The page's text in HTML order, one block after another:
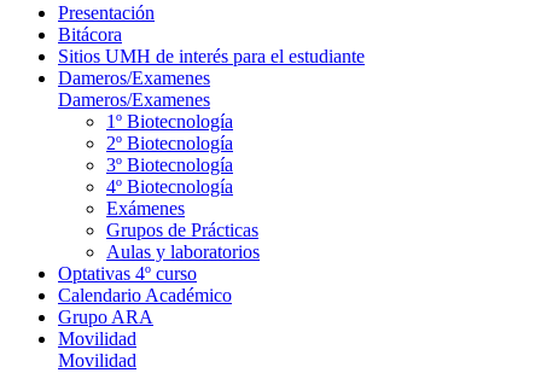
Presentación
Bitácora
Sitios UMH de interés para el estudiante
Dameros/Examenes
Dameros/Examenes
1º Biotecnología
2º Biotecnología
3º Biotecnología
4º Biotecnología
Exámenes
Grupos de Prácticas
Aulas y laboratorios
Optativas 4º curso
Calendario Académico
Grupo ARA
Movilidad
Movilidad